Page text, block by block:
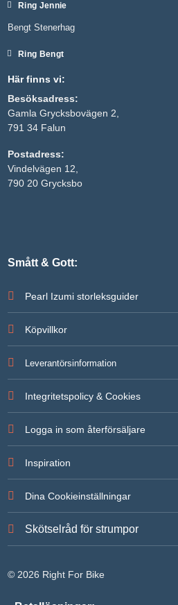
Ring Jennie
Bengt Stenerhag
Ring Bengt
Här finns vi:
Besöksadress:
Gamla Grycksbovägen 2,
791 34 Falun
Postadress:
Vindelvägen 12,
790 20 Grycksbo
Smått & Gott:
Pearl Izumi storleksguider
Köpvillkor
Leverantörsinformation
Integritetspolicy & Cookies
Logga in som återförsäljare
Inspiration
Dina Cookieinställningar
Skötselråd för strumpor
© 2026 Right For Bike